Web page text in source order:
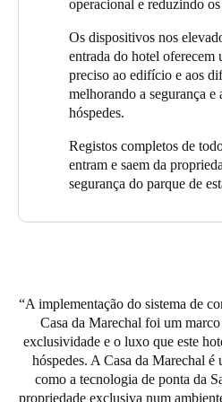
os quartos. Para além de ser uma
responsável, esta opção aumenta a
garantindo o uso inteligente dos
reduzindo os custos operacionais.
A Casa da Marechal também
cabines de elevadores para gerir o
dependendo das credenciais de
medida oferece controlo total sobre
determinados andares, melhorando
segurança e a privacidade. A Salto
principal do hotel, as portas do
prática que permite apenas a
na área designada. Este sistema
entrada como a saída de veículos
registo completo de todos os
Não só melhora a segurança,
identificação de cada veículo que
operacional e reduzindo
Os dispositivos nos
entrada do hotel oferecem
preciso ao edifício e aos
melhorando a segurança e
hóspedes.
Registos completos de
entram e saem da
segurança do parque de
A implementação do sistema de
Casa da Marechal foi um
exclusividade e o luxo que este
hóspedes. A Casa da Marechal
como a tecnologia de ponta da
propriedade exclusiva num